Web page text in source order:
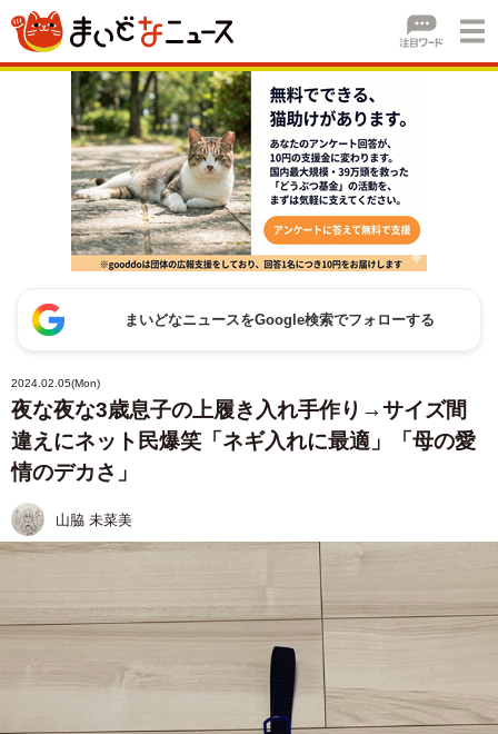
まいどなニュースをGoogle検索でフォローする
2024.02.05(Mon)
夜な夜な3歳息子の上履き入れ手作り→サイズ間
違えにネット民爆笑「ネギ入れに最適」「母の愛
情のデカさ」
山脇 未菜美